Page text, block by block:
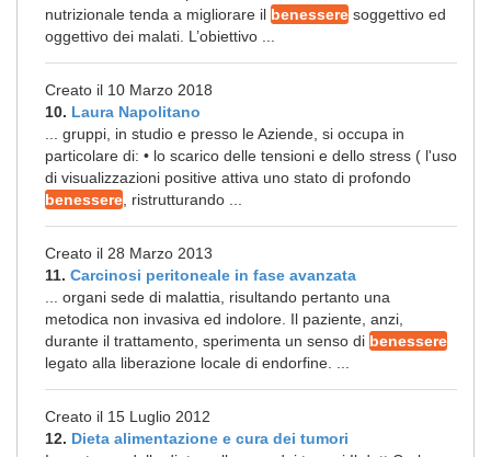
nutrizionale tenda a migliorare il benessere soggettivo ed
oggettivo dei malati. L’obiettivo ...
Creato il 10 Marzo 2018
10. Laura Napolitano
... gruppi, in studio e presso le Aziende, si occupa in
particolare di: • lo scarico delle tensioni e dello stress ( l'uso
di visualizzazioni positive attiva uno stato di profondo
benessere , ristrutturando ...
Creato il 28 Marzo 2013
11. Carcinosi peritoneale in fase avanzata
... organi sede di malattia, risultando pertanto una
metodica non invasiva ed indolore. Il paziente, anzi,
durante il trattamento, sperimenta un senso di benessere
legato alla liberazione locale di endorfine. ...
Creato il 15 Luglio 2012
12. Dieta alimentazione e cura dei tumori